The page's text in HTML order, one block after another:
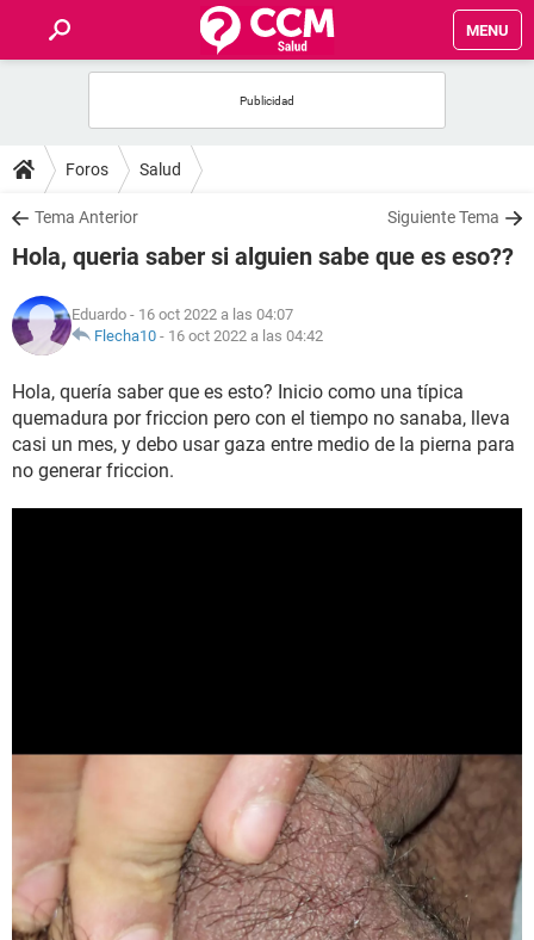
MENU
FOROS
SALUD
FAMILIA
NUTRICIÓN
BIENESTAR
SEXUALIDAD
Foros Salud
Tema Anterior Siguiente Tema
Hola, queria saber si alguien sabe que es eso??
Eduardo - 16 oct 2022 a las 04:07
Flecha10 - 16 oct 2022 a las 04:42
Hola, quería saber que es esto? Inicio como una típica
quemadura por friccion pero con el tiempo no sanaba, lleva
casi un mes, y debo usar gaza entre medio de la pierna para
no generar friccion.